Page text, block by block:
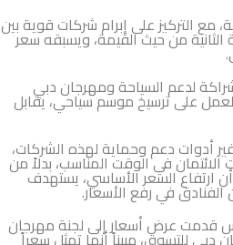
مع التركيز على إبرام شركات قوية بين
الثانية من حيث القيمة، ويسبقه سعر
لدعم السياحة ومهرجان دبي
على ترسيخ موسم سياحي، يقابل
أدوات دعم وحماية لهذه الشركات،
في الوقت المناسب، بدلاً من
ارتفاع السعر الأساسي، يستهدف
في رفع الأسعار.
قدمت عرض أسعار إلى لجنة مهرجان
للتسوق، مبيناً أنها تمثل سعراً